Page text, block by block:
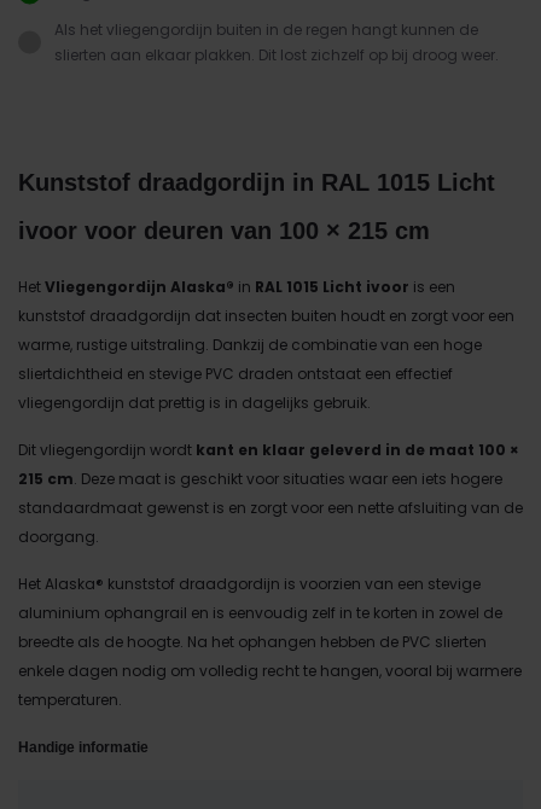
Kunststof draadgordijn in RAL 1015 Licht
ivoor voor deuren van 100 × 215 cm
HetVliegengordijn Alaska® in RAL 1015 Licht ivoor is een
kunststof draadgordijn dat insecten buiten houdt en zorgt voor een
warme, rustige uitstraling. Dankzij de combinatie van een hoge
sliertdichtheid en stevige PVC draden ontstaat een effectief
vliegengordijn dat prettig is in dagelijks gebruik.
Dit vliegengordijn wordt kant en klaar geleverd in de maat 100 ×
215 cm. Deze maat is geschikt voor situaties waar een iets hogere
standaardmaat gewenst is en zorgt voor een nette afsluiting van de
doorgang.
Het Alaska® kunststof draadgordijn is voorzien van een stevige
aluminium ophangrail en is eenvoudig zelf in te korten in zowel de
breedte als de hoogte. Na het ophangen hebben de PVC slierten
enkele dagen nodig om volledig recht te hangen, vooral bij warmere
temperaturen.
Handige informatie
Als het vliegengordijn buiten in de regen hangt kunnen de
slierten aan elkaar plakken. Dit lost zichzelf op bij droog weer.